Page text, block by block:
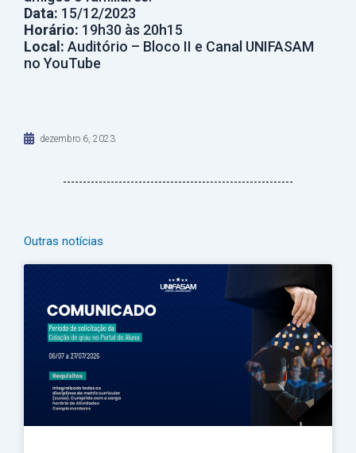
Data: 15/12/2023
Horário: 19h30 às 20h15
Local: Auditório – Bloco II e Canal UNIFASAM
no YouTube
dezembro 6, 2023
Outras notícias
PáginaPágina
PáginaPáginaPágina